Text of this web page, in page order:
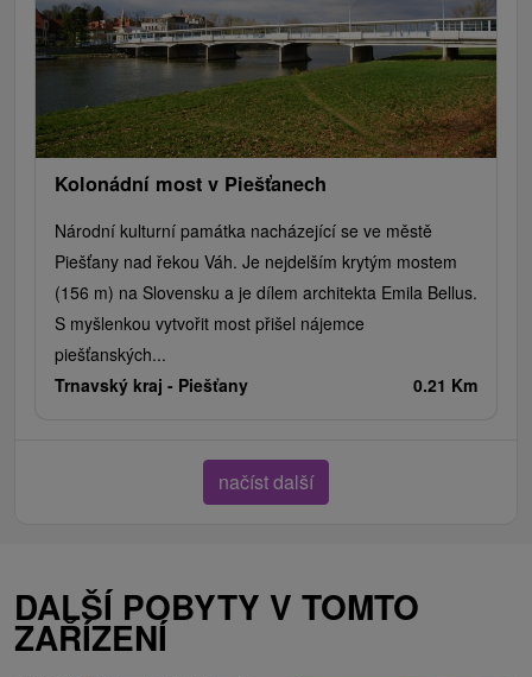
Kolonádní most v Piešťanech
Národní kulturní památka nacházející se ve městě
Piešťany nad řekou Váh. Je nejdelším krytým mostem
(156 m) na Slovensku a je dílem architekta Emila Bellus.
S myšlenkou vytvořit most přišel nájemce
piešťanských...
Trnavský kraj - Piešťany 0.21 Km
načíst další
DALŠÍ POBYTY V TOMTO
ZAŘÍZENÍ